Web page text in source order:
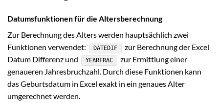
Datumsfunktionen für die Altersberechnung
Zur Berechnung des Alters werden hauptsächlich zwei
Funktionen verwendet:
DATEDIF
zur Berechnung der Excel
Datum Differenz und
YEARFRAC
zur Ermittlung einer
genaueren Jahresbruchzahl. Durch diese Funktionen kann
das Geburtsdatum in Excel exakt in ein genaues Alter
umgerechnet werden.